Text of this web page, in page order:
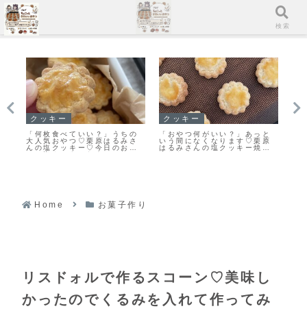
クッキー
「何枚食べていい？」うちの
大人気おやつ♡栗原はるみさ
んの塩クッキー♡今日のおや
つは塩クッキーだよ！
クッキー
「おやつ何がいい？」あっと
いう間になくなります♡栗原
はるみさんの塩クッキー焼き
ました！
Home お菓子作り
リスドォルで作るスコーン♡美味し
かったのでくるみを入れて作ってみ
メニュー 検索